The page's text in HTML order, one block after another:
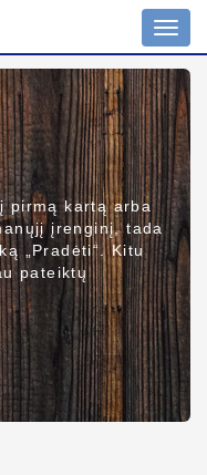
pirmą kartą arba
įrenginį, tada
„Pradėti“. Kitu
pateiktų